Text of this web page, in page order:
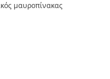
μαυροπίνακας